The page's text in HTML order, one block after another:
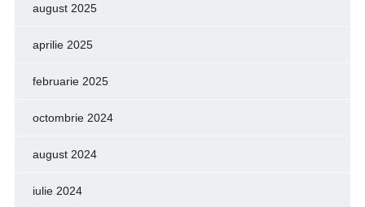
august 2025
aprilie 2025
februarie 2025
octombrie 2024
august 2024
iulie 2024